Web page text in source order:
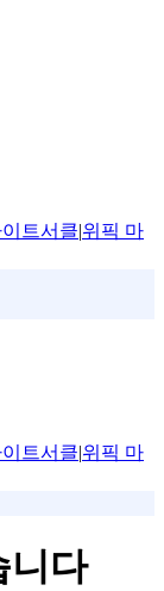
트서클|위픽 마
트서클|위픽 마
니다